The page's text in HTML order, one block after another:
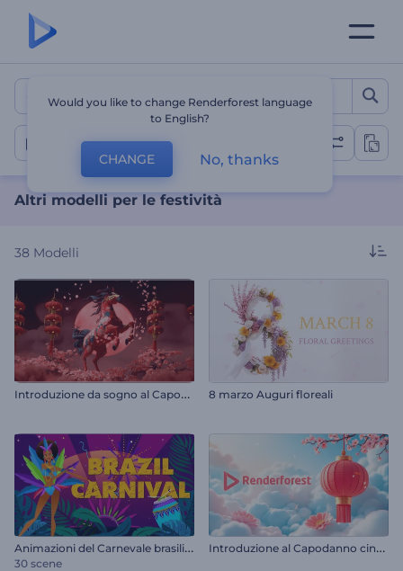
Altri modelli per le
Altre festività
Altri modelli per le festività
38 Modelli
I
ntroduzione da sogno al Capodanno cinese 8 marzo Auguri floreali
A
nimazioni del Carnevale brasiliano
30 scene
I
ntroduzione al Capodanno cinese fiorito
Would you like to change Renderforest language
to English?
CHANGE No, thanks